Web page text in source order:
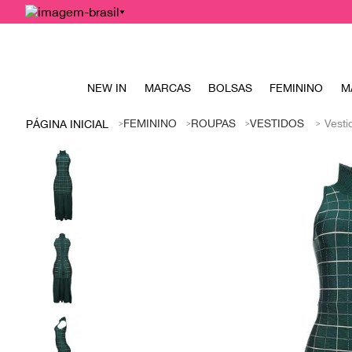
NEW IN MARCAS BOLSAS FEMININO
FEMININO ROUPAS VESTIDOS